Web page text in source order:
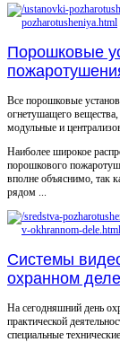
Порошковые
Все порошковые
огнетушащего
модульные и
Наиболее широкое
порошкового
вполне объяснимо, так
рядом ...
Системы
охранном деле
На сегодняшний день
практической
специальные